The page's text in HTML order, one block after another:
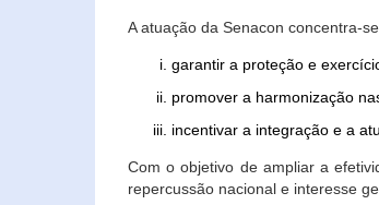
A atuação da Senacon concentra-
garantir a proteção e
promover a harmonização
incentivar a integração e a
Com o objetivo de ampliar a
repercussão nacional e interesse